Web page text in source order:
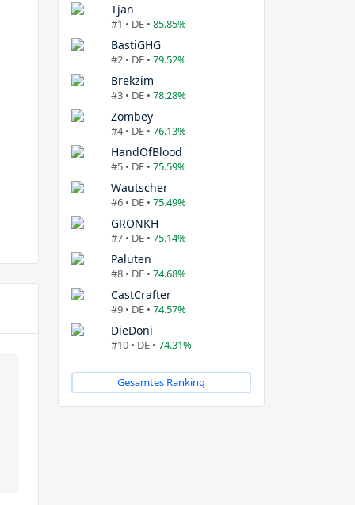
Tjan
#1 • DE • 85.85%
BastiGHG
#2 • DE • 79.52%
Brekzim
#3 • DE • 78.28%
Zombey
#4 • DE • 76.13%
HandOfBlood
#5 • DE • 75.59%
Wautscher
#6 • DE • 75.49%
GRONKH
#7 • DE • 75.14%
Paluten
#8 • DE • 74.68%
CastCrafter
#9 • DE • 74.57%
DieDoni
#10 • DE • 74.31%
Gesamtes Ranking